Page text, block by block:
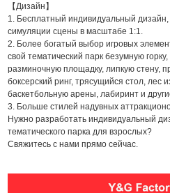
【Дизайн】
1. Бесплатный индивидуальный
симуляции сцены в масштабе 1:1.
2. Более богатый выбор игровых
свой тематический парк безумную
разминочную площадку, липкую стену,
боксерский ринг, трясущийся стол, лес
баскетбольную арены, лабиринт и
3. Больше стилей надувных
Нужно разработать индивидуальный
тематического парка для взрослых?
Свяжитесь с нами прямо сейчас.